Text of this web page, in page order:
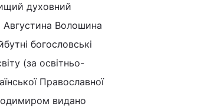
духовний
Августина Волошина
богословські
(за освітньо-
Православної
видано